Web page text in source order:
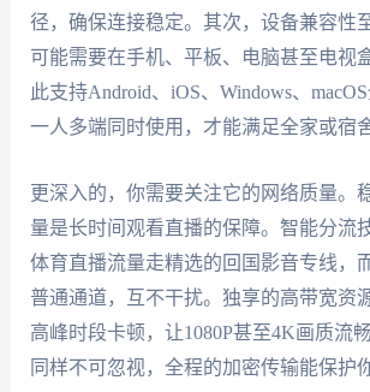
径，确保连接稳定。其次，设备兼容性
可能需要在手机、平板、电脑甚至电视
此支持Android、iOS、Windows、
一人多端同时使用，才能满足全家或宿
更深入的，你需要关注它的网络质量。
量是长时间观看直播的保障。智能分流
体育直播流量走精选的回国影音专线，
普通通道，互不干扰。独享的高带宽资
高峰时段卡顿，让1080P甚至4K画质流
同样不可忽视，全程的加密传输能保护